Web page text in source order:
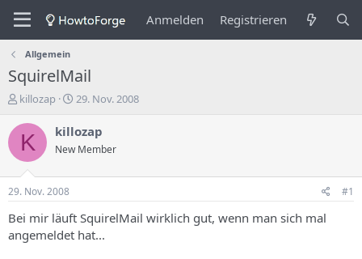
Anmelden Registrieren
Allgemein
SquirelMail
E
s
e
e
r
e
killozap
E
s
e
n
g
s
29. Nov. 2008
K killozap
New Member
29. Nov. 2008 #1
Bei mir läuft SquirelMail wirklich gut, wenn man sich mal
angemeldet hat...